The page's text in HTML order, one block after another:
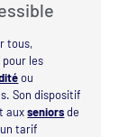
tous,
pour les
ou
Son dispositif
auxseniorsde
tarif